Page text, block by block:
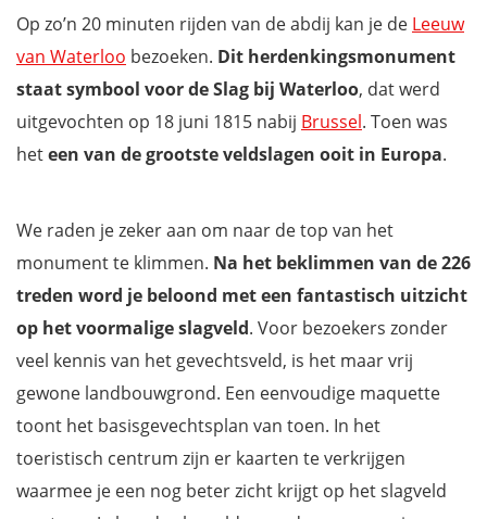
Op zo’n 20 minuten rijden van de abdij kan je de Leeuw
van Waterloo bezoeken. Dit herdenkingsmonument
staat symbool voor de Slag bij Waterloo, dat werd
uitgevochten op 18 juni 1815 nabij Brussel. Toen was
heteen van de grootste veldslagen ooit in Europa.
We raden je zeker aan om naar de top van het
monument te klimmen. Na het beklimmen van de 226
treden word je beloond met een fantastisch uitzicht
op het voormalige slagveld. Voor bezoekers zonder
veel kennis van het gevechtsveld, is het maar vrij
gewone landbouwgrond. Een eenvoudige maquette
toont het basisgevechtsplan van toen. In het
toeristisch centrum zijn er kaarten te verkrijgen
waarmee je een nog beter zicht krijgt op het slagveld